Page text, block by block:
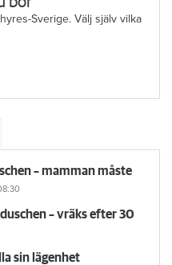
Sverige. Välj själv vilka
– mamman måste
– vräks efter 30
sin lägenhet